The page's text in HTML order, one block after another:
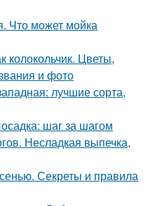
Что может мойка
колокольчик. Цветы,
и фото
лучшие сорта,
шаг за шагом
Несладкая выпечка,
Секреты и правила